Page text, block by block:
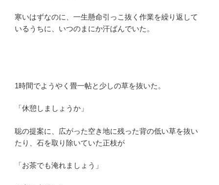
寒いはずなのに、一生懸命引っこ抜く作業を繰り返して
いるうちに、いつのまにか汗ばんでいた。
1時間でようやく畳一帖と少しの草を抜いた。
「休憩しましょうか」
聡の提案に、広がった空き地に残った背の低い草を抜い
たり、石を取り除いていた正枝が
「お茶でも淹れましょう」